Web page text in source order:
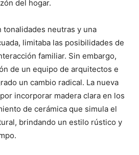
del hogar.
tonalidades neutras y una
limitaba las posibilidades de
familiar. Sin embargo,
de un equipo de arquitectos e
un cambio radical. La nueva
incorporar madera clara en los
de cerámica que simula el
brindando un estilo rústico y